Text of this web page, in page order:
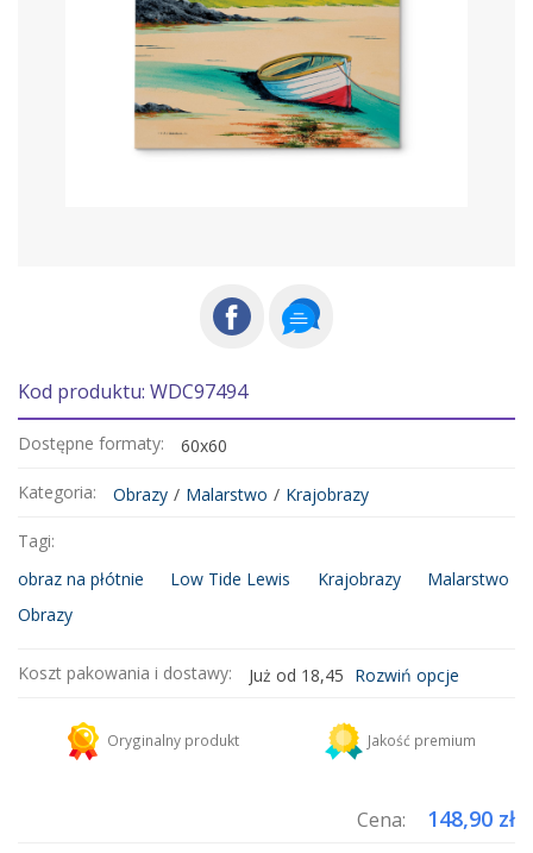
Kod produktu: WDC97494
Dostępne formaty: 60x60
Kategoria: Obrazy / Malarstwo / Krajobrazy
Tagi:
obraz na płótnie
Low Tide Lewis Krajobrazy
Malarstwo
Obrazy
Koszt pakowania i dostawy: Już od 18,45 Rozwiń opcje
Kurier DHL
Dodaj więcej produktów do koszyka i zapłać za wysyłkę tylko raz!
Oryginalny produkt Jakość premium
Cena: 148,90 zł